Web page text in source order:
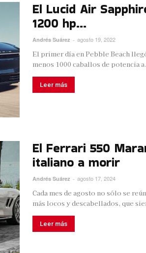
El Lucid Air
1200 hp...
Andrés Suárez - agosto 19, 2022
El primer día en Pebble Beach
menos 1000 caballos de potencia
Leer más
El Ferrari 550
italiano a morir
Andrés Suárez - agosto 17, 2024
Cada mes de agosto no sólo se
más locos y descabellados, que
Leer más